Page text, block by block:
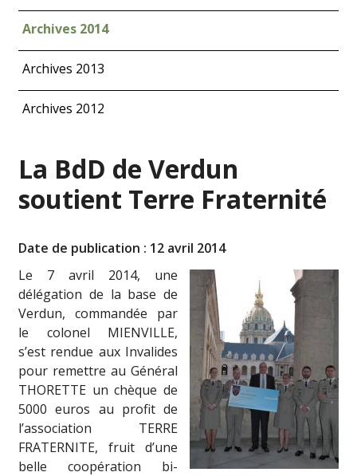
Archives 2014
Archives 2013
Archives 2012
La BdD de Verdun
soutient Terre Fraternité
Date de publication : 12 avril 2014
Le 7 avril 2014, une
délégation de la base de
Verdun, commandée par
le colonel MIENVILLE,
s’est rendue aux Invalides
pour remettre au Général
THORETTE un chèque de
5000 euros au profit de
l’association TERRE
FRATERNITE, fruit d’une
belle coopération bi-